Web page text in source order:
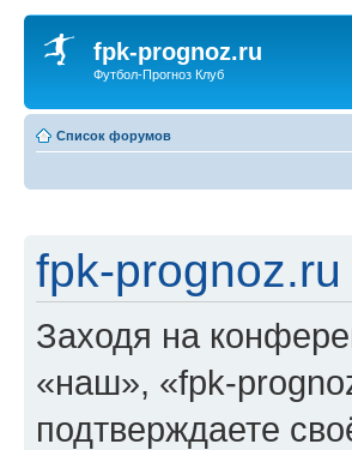
fpk-prognoz.ru
Футбол-Прогноз Клуб
Список форумов
fpk-prognoz.ru
Заходя на
«наш», «fpk-
подтверждаете